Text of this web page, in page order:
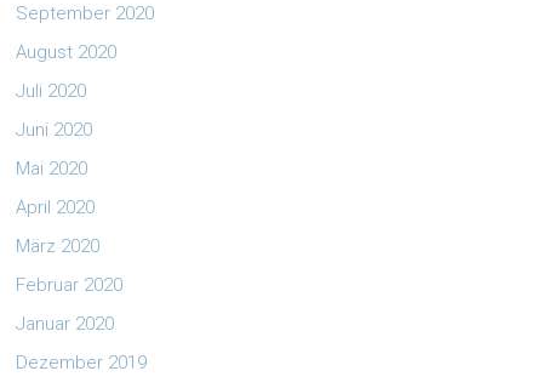
September 2020
August 2020
Juli 2020
Juni 2020
Mai 2020
April 2020
März 2020
Februar 2020
Januar 2020
Dezember 2019